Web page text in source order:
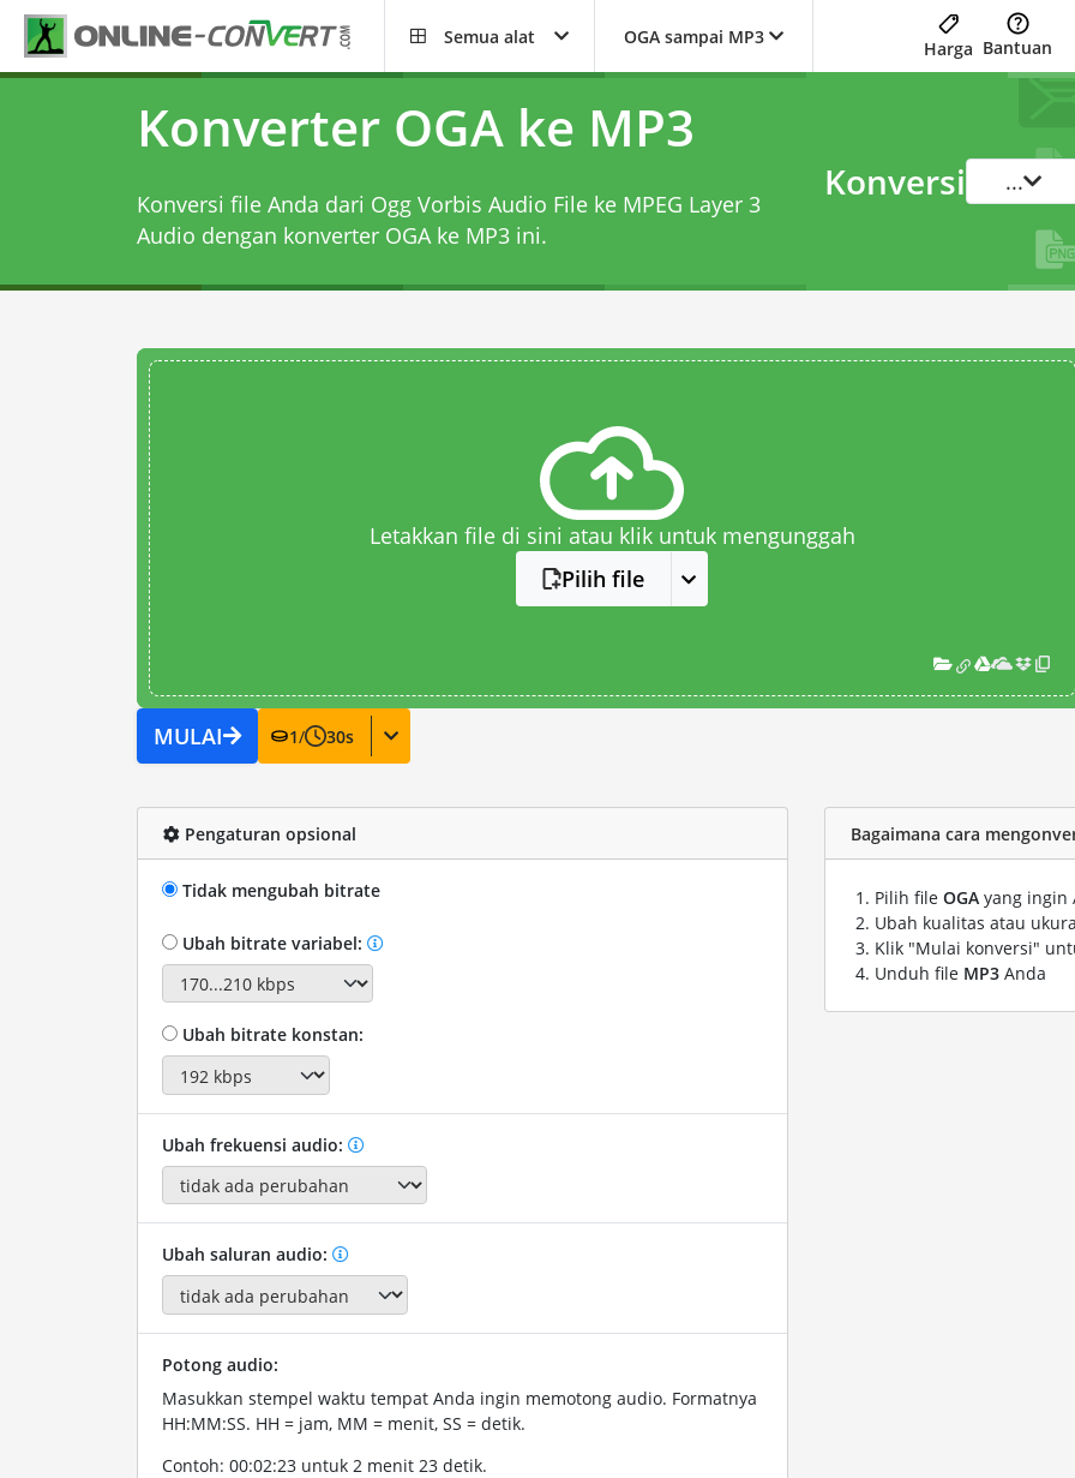
Semua alat OGA sampai MP3
Harga Bantuan
Konverter OGA ke MP3
Konversi file Anda dari Ogg Vorbis Audio File ke MPEG Layer 3
Audio dengan konverter OGA ke MP3ini.
Konversi ...
Letakkan file di sini atau klik untuk mengunggah
Pilih file
MULAI 1/ 30s
Pengaturan opsional
Tidak mengubah bitrate
Ubah bitrate variabel:
Ubah bitrate konstan:
Ubah frekuensi audio:
Ubah saluran audio:
Potong audio:
Masukkan stempel waktu tempat Anda ingin memotong audio. Formatnya
HH:MM:SS. HH = jam, MM = menit, SS = detik.
Contoh: 00:02:23 untuk 2 menit 23 detik.
Bagaimana cara
Pilih file OGA yang ingin
Ubah kualitas atau
Klik "Mulai konversi"
Unduh file MP3 Anda